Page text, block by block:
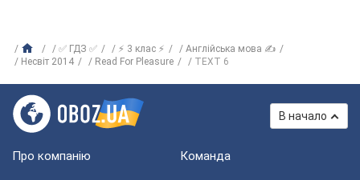
✅ ГДЗ ✅ ⚡ 3 клас ⚡
Англійська мова ✍
Несвіт 2014
Read For Pleasure TEXT 6
В начало
Про компанію Команда